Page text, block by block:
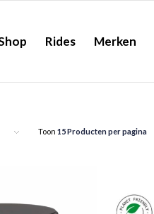
Rides Merken
Toon 15 Producten per pagina